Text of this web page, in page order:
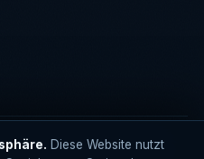
· „Hafenschnack" ist
Diese Website nutzt